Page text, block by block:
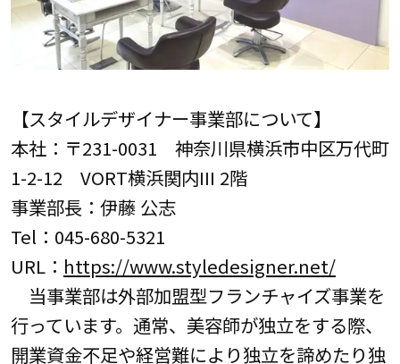
【スタイルデザイナー事業部について】
本社：〒231-0031 神奈川県横浜市中区万代町
1-2-12 VORT横浜関内III 2階
事業部長：伊藤 公志
Tel：045-680-5321
URL： https://www.styledesigner.net/
当事業部は外部加盟型フランチャイズ事業を
行っています。通常、美容師が独立をする際、
開業資金不足や経営難により独立を諦めたり独